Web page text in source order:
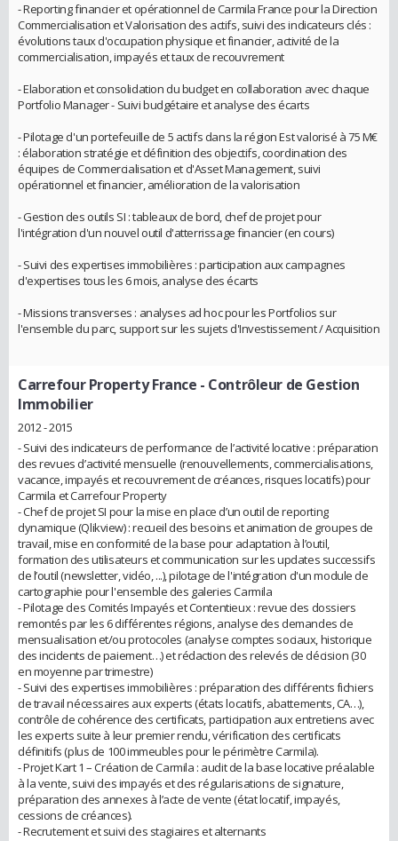
- Reporting financier et opérationnel de Carmila France pour la Direction
Commercialisation et Valorisation des actifs, suivi des indicateurs clés :
évolutions taux d'occupation physique et financier, activité de la
commercialisation, impayés et taux de recouvrement
- Elaboration et consolidation du budget en collaboration avec chaque
Portfolio Manager - Suivi budgétaire et analyse des écarts
- Pilotage d'un portefeuille de 5 actifs dans la région Est valorisé à 75 M€
: élaboration stratégie et définition des objectifs, coordination des
équipes de Commercialisation et d'Asset Management, suivi
opérationnel et financier, amélioration de la valorisation
- Gestion des outils SI : tableaux de bord, chef de projet pour
l'intégration d'un nouvel outil d'atterrissage financier (en cours)
- Suivi des expertises immobilières : participation aux campagnes
d'expertises tous les 6 mois, analyse des écarts
- Missions transverses : analyses ad hoc pour les Portfolios sur
l'ensemble du parc, support sur les sujets d'Investissement / Acquisition
Carrefour Property France - Contrôleur de Gestion
Immobilier
2012 - 2015
- Suivi des indicateurs de performance de l’activité locative : préparation
des revues d’activité mensuelle (renouvellements, commercialisations,
vacance, impayés et recouvrement de créances, risques locatifs) pour
Carmila et Carrefour Property
- Chef de projet SI pour la mise en place d’un outil de reporting
dynamique (Qlikview) : recueil des besoins et animation de groupes de
travail, mise en conformité de la base pour adaptation à l’outil,
formation des utilisateurs et communication sur les updates successifs
de l’outil (newsletter, vidéo, ...), pilotage de l'intégration d'un module de
cartographie pour l'ensemble des galeries Carmila
- Pilotage des Comités Impayés et Contentieux : revue des dossiers
remontés par les 6 différentes régions, analyse des demandes de
mensualisation et/ou protocoles (analyse comptes sociaux, historique
des incidents de paiement…) et rédaction des relevés de décision (30
en moyenne par trimestre)
- Suivi des expertises immobilières : préparation des différents fichiers
de travail nécessaires aux experts (états locatifs, abattements, CA…),
contrôle de cohérence des certificats, participation aux entretiens avec
les experts suite à leur premier rendu, vérification des certificats
définitifs (plus de 100 immeubles pour le périmètre Carmila).
- Projet Kart 1 – Création de Carmila : audit de la base locative préalable
à la vente, suivi des impayés et des régularisations de signature,
préparation des annexes à l’acte de vente (état locatif, impayés,
cessions de créances).
- Recrutement et suivi des stagiaires et alternants